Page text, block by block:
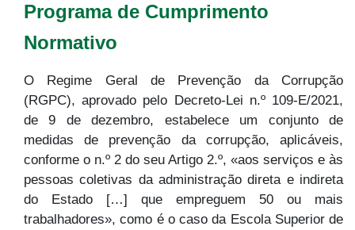
Programa de Cumprimento
Normativo
O Regime Geral de Prevenção da Corrupção
(RGPC), aprovado pelo Decreto-Lei n.º 109-E/2021,
de 9 de dezembro, estabelece um conjunto de
medidas de prevenção da corrupção, aplicáveis,
conforme o n.º 2 do seu Artigo 2.º, «aos serviços e às
pessoas coletivas da administração direta e indireta
do Estado […] que empreguem 50 ou mais
trabalhadores», como é o caso da Escola Superior de